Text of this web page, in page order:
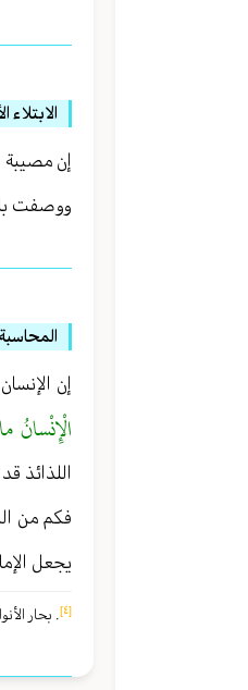
الابتلاء
إن مصيبة
ووصفت
إن
الْإِنْسانُ
اللذائذ
فكم من
يجعل
[٤] . بحار الأنوار : ج